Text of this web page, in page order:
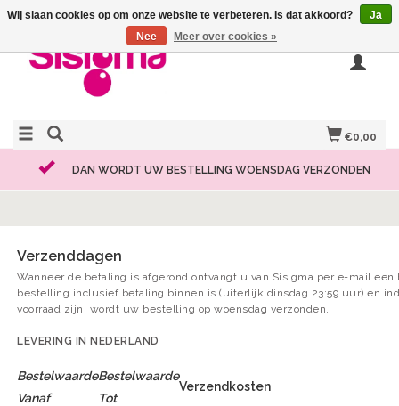
€0,00
DAN WORDT UW BESTELLING WOENSDAG VERZONDEN
Verzenddagen
Wanneer de betaling is afgerond ontvangt u van Sisigma per e-mail
bestelling inclusief betaling binnen is (uiterlijk dinsdag 23:59 uur) en
voorraad zijn, wordt uw bestelling op woensdag verzonden.
LEVERING IN NEDERLAND
Bestelwaarde
Vanaf
Bestelwaarde
Tot
Verzendkosten
Wij slaan cookies op om onze website te verbeteren. Is dat akkoord?
Ja
Nee
Meer over cookies »